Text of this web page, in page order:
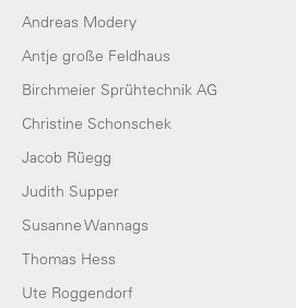
Andreas Modery
Antje große Feldhaus
Birchmeier Sprühtechnik AG
Christine Schonschek
Jacob Rüegg
Judith Supper
Susanne Wannags
Thomas Hess
Ute Roggendorf